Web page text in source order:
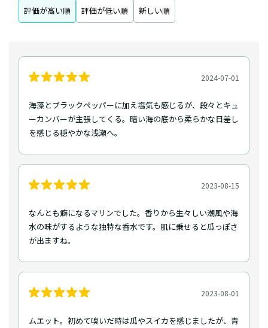
評価が高い順 評価が低い順 新しい順
2024-07-01
海藻とブラックペッパーに加え塩気も感じるが、段々とキュ
ーカンバーが主張してくる。暗い海の底から柔らかな日差し
を感じる穏やかな浅瀬へ。
2023-08-15
なんとも癖になるマリンでした。香りから生々しい潮風や海
水の味がするような独特な香水です。肌に乗せると瓜っぽさ
が出ますね。
2023-08-01
ムエット。初めて嗅いだ時は瓜やスイカを感じましたが、青